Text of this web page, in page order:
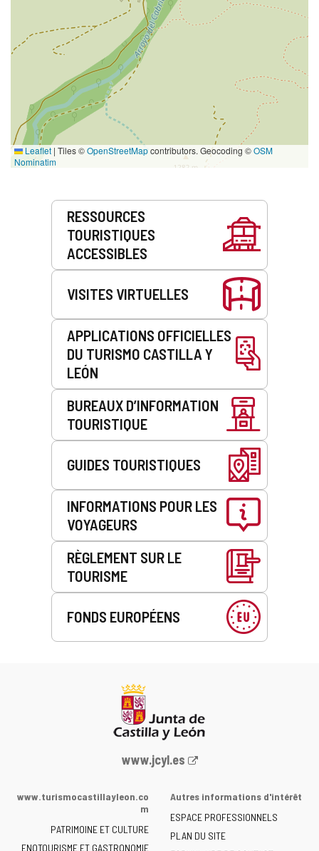
Leaflet | Tiles ©OpenStreetMapcontributors. Geocoding ©OSM
Nominatim
Prestations
RESSOURCES
TOURISTIQUES
ACCESSIBLES
VISITES VIRTUELLES
APPLICATIONS OFFICIELLES
DU TURISMO CASTILLA Y
LEÓN
BUREAUX D’INFORMATION
TOURISTIQUE
GUIDES TOURISTIQUES
INFORMATIONS POUR LES
VOYAGEURS
RÈGLEMENT SUR LE
TOURISME
FONDS EUROPÉENS
Portail
la
de
www.jcyl.es
www.turismocastillayleon.co
m
PATRIMOINE ET CULTURE
ENOTOURISME ET GASTRONOMIE
Autres informations d'intérêt
ESPACE PROFESSIONNELS
PLAN DU SITE